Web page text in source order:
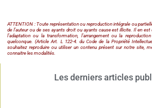
ATTENTION : Toute représentation ou reproduction intégrale ou
de l’auteur ou de ses ayants droit ou ayants cause est illicite. Il en
l’adaptation ou la transformation, l’arrangement ou la
quelconque. (Article Art. L 122-4. du Code de la Propriété
souhaitez reproduire ou utiliser un contenu présent sur notre site,
connaitre les modalités.
Les derniers articles